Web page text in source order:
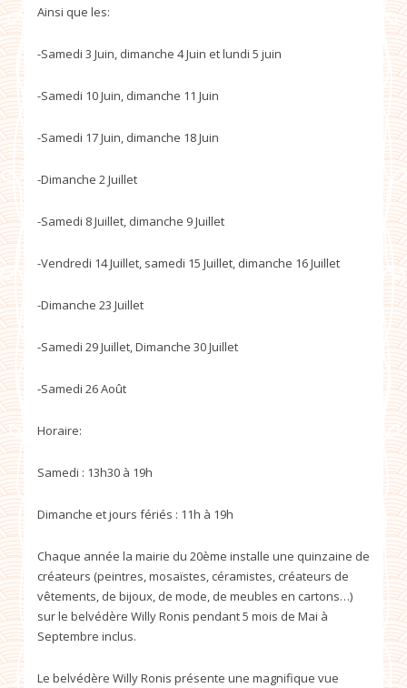
Ainsi que les:
-Samedi 3 Juin, dimanche 4 Juin et lundi 5 juin
-Samedi 10 Juin, dimanche 11 Juin
-Samedi 17 Juin, dimanche 18 Juin
-Dimanche 2 Juillet
-Samedi 8 Juillet, dimanche 9 Juillet
-Vendredi 14 Juillet, samedi 15 Juillet, dimanche 16 Juillet
-Dimanche 23 Juillet
-Samedi 29 Juillet, Dimanche 30 Juillet
-Samedi 26 Août
Horaire:
Samedi : 13h30 à 19h
Dimanche et jours fériés : 11h à 19h
Chaque année la mairie du 20ème installe une quinzaine de
créateurs (peintres, mosaïstes, céramistes, créateurs de
vêtements, de bijoux, de mode, de meubles en cartons…)
sur le belvédère Willy Ronis pendant 5 mois de Mai à
Septembre inclus.
Le belvédère Willy Ronis présente une magnifique vue